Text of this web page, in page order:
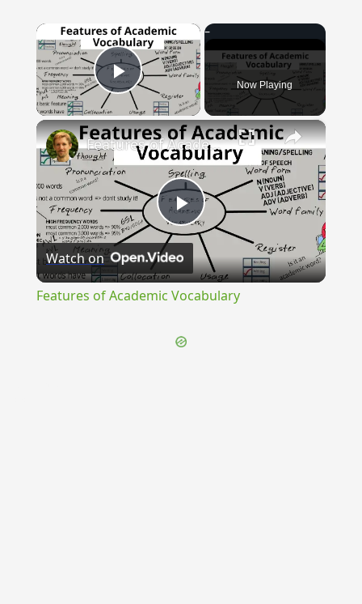
×
Play Video Now Playing
×
Play
Video
Features of Academic Vocabulary
Watch on
Features of Academic Vocabulary